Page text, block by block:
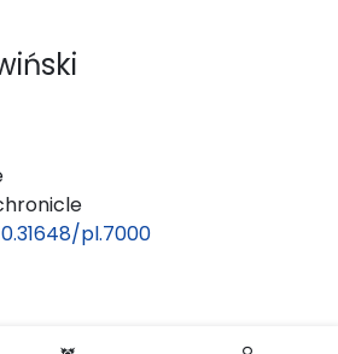
pl.7000